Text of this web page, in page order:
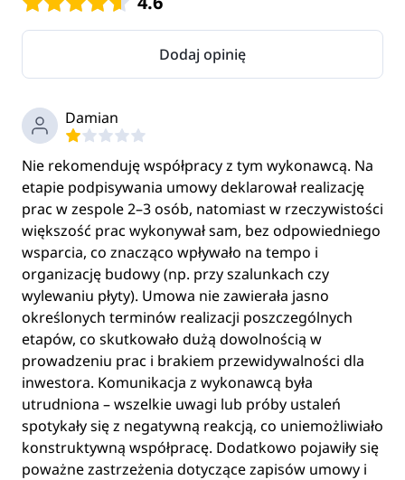
Dodaj opinię
Damian
Nie rekomenduję współpracy z tym wykonawcą. Na
etapie podpisywania umowy deklarował realizację
prac w zespole 2–3 osób, natomiast w rzeczywistości
większość prac wykonywał sam, bez odpowiedniego
wsparcia, co znacząco wpływało na tempo i
organizację budowy (np. przy szalunkach czy
wylewaniu płyty). Umowa nie zawierała jasno
określonych terminów realizacji poszczególnych
etapów, co skutkowało dużą dowolnością w
prowadzeniu prac i brakiem przewidywalności dla
inwestora. Komunikacja z wykonawcą była
utrudniona – wszelkie uwagi lub próby ustaleń
spotykały się z negatywną reakcją, co uniemożliwiało
konstruktywną współpracę. Dodatkowo pojawiły się
poważne zastrzeżenia dotyczące zapisów umowy i